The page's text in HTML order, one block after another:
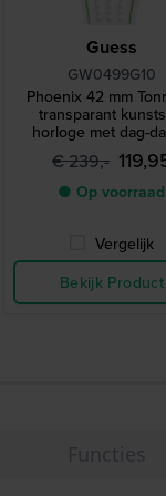
Guess
GW0499G10
Phoenix 42 mm
transparant
horloge met dag-
€ 239,-
● Op voorraad
Vergelijk
Bekijk Product